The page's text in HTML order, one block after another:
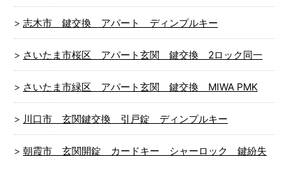
志木市 鍵交換 アパート ディンプルキー
さいたま市桜区 アパート玄関 鍵交換 2ロック同一
さいたま市緑区 アパート玄関 鍵交換 MIWA PMK
川口市 玄関鍵交換 引戸錠 ディンプルキー
朝霞市 玄関開錠 カードキー シャーロック 鍵紛失